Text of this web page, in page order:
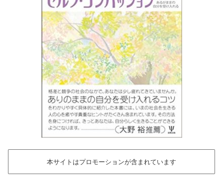
本サイトはプロモーションが含まれています